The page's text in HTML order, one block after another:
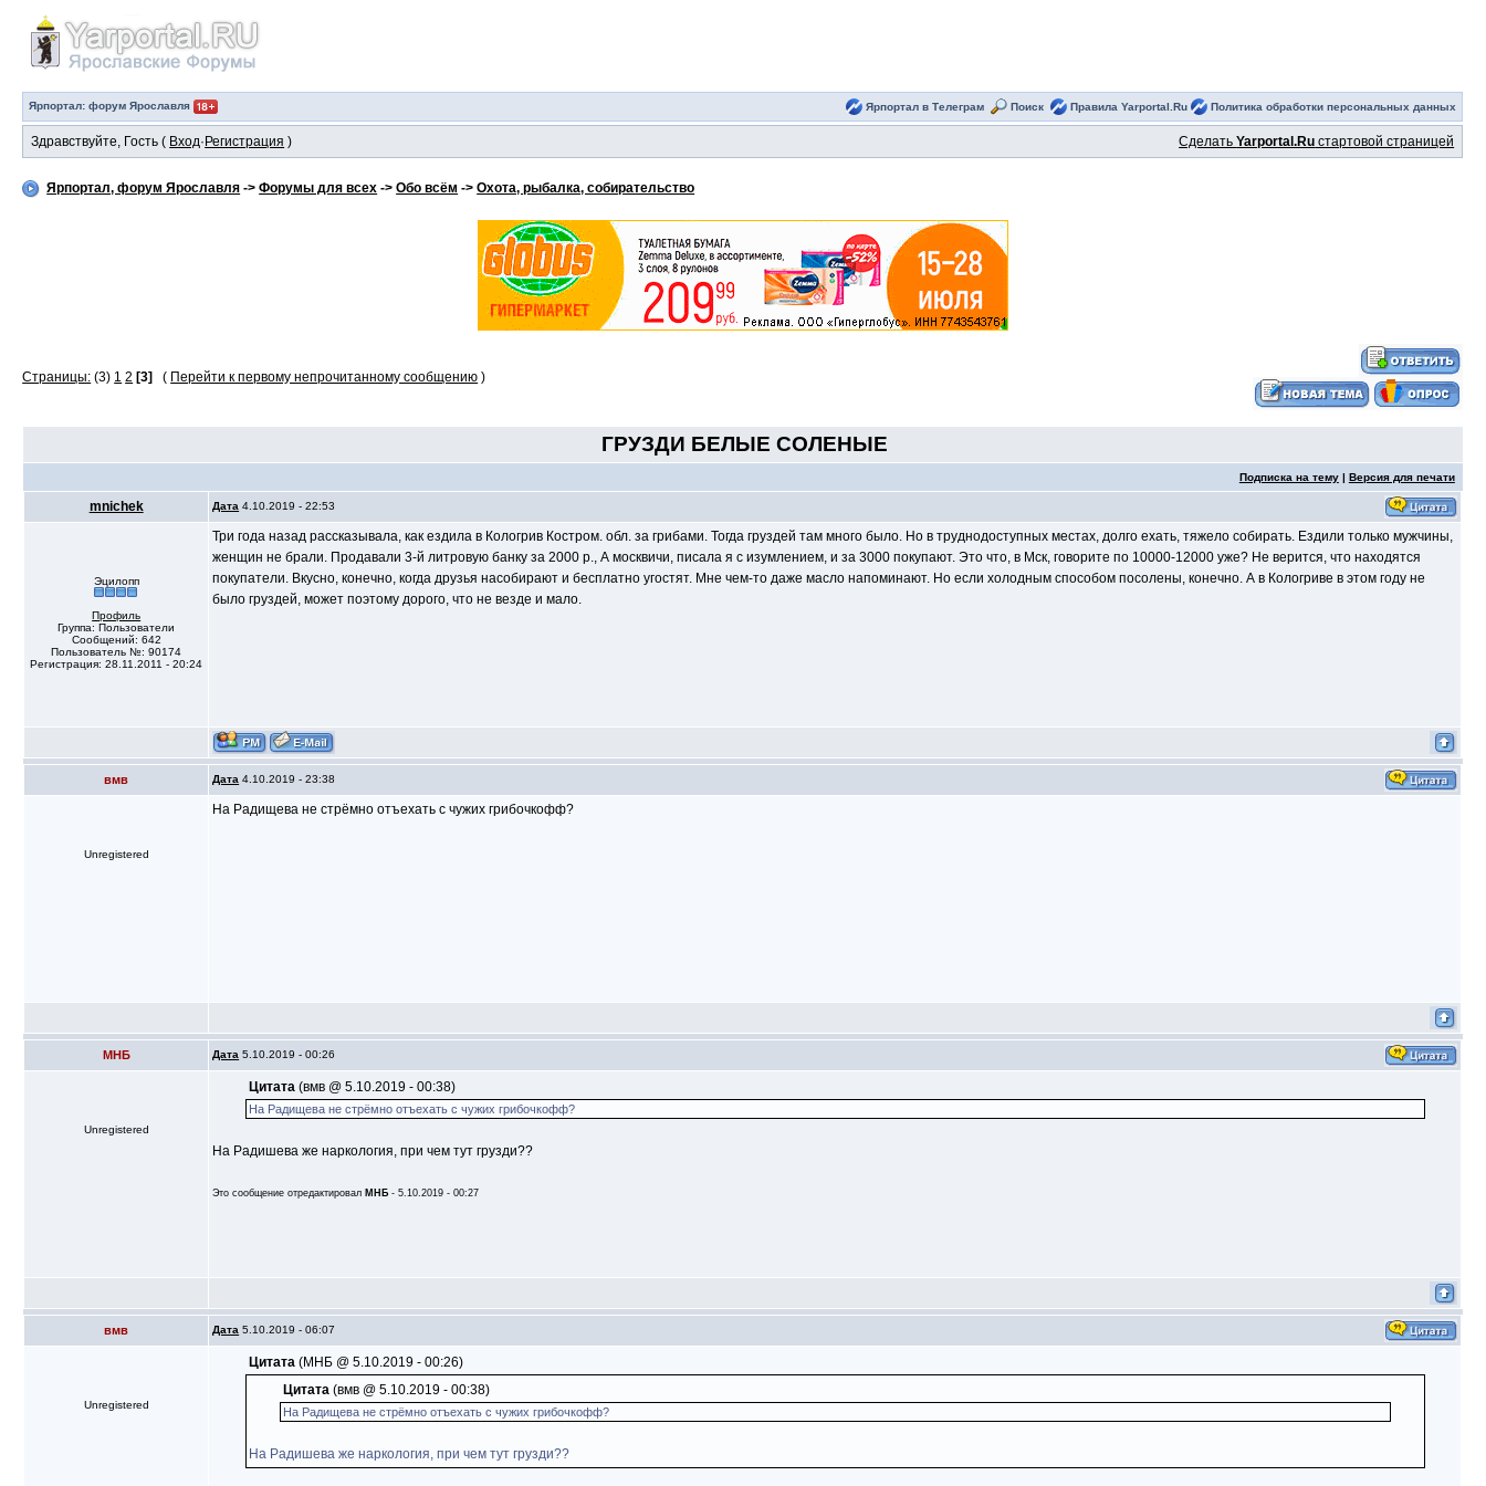
Ярпортал: форум Ярославля Ярпортал в Телеграм Поиск Правила Yarportal.Ru Политика обработки персональных данных
Здравствуйте, Гость ( Вход· Регистрация ) СделатьYarportal.Ru стартовой страницей
Ярпортал, форум Ярославля ->Форумы для всех ->Обо всём ->Охота, рыбалка, собирательство
Страницы: (3) 1 2 [3] ( Перейти к первому непрочитанному сообщению )
ГРУЗДИ БЕЛЫЕ СОЛЕНЫЕ
Подписка на тему| Версия для печати
mnichek Дата 4.10.2019 - 22:53
Эцилопп
Профиль
Группа: Пользователи
Сообщений: 642
Пользователь №: 90174
Регистрация: 28.11.2011 - 20:24
Три года назад рассказывала, как ездила в Кологрив Костром. обл. за грибами. Тогда груздей там много было. Но в труднодоступных местах, долго ехать, тяжело собирать. Ездили только мужчины,
женщин не брали. Продавали 3-й литровую банку за 2000 р., А москвичи, писала я с изумлением, и за 3000 покупают. Это что, в Мск, говорите по 10000-12000 уже? Не верится, что находятся
покупатели. Вкусно, конечно, когда друзья насобирают и бесплатно угостят. Мне чем-то даже масло напоминают. Но если холодным способом посолены, конечно. А в Кологриве в этом году не
было груздей, может поэтому дорого, что не везде и мало.
вмв Дата 4.10.2019 - 23:38
Unregistered
На Радищева не стрёмно отъехать с чужих грибочкофф?
МНБ Дата 5.10.2019 - 00:26
Unregistered
Цитата(вмв @ 5.10.2019 - 00:38)
На Радищева не стрёмно отъехать с чужих грибочкофф?
На Радишева же наркология, при чем тут грузди??
Это сообщение отредактировал МНБ - 5.10.2019 - 00:27
вмв Дата 5.10.2019 - 06:07
Unregistered
Цитата(МНБ @ 5.10.2019 - 00:26)
Цитата(вмв @ 5.10.2019 - 00:38)
На Радищева не стрёмно отъехать с чужих грибочкофф?
На Радишева же наркология, при чем тут грузди??